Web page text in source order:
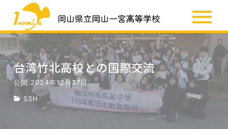
SSH
お知らせ
台湾竹北高校との国際交流
公開:2024年12月27日
SSH